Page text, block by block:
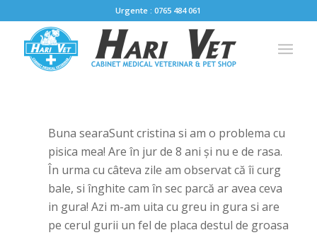
Urgente : 0765 484 061
Buna searaSunt cristina si am o problema cu
pisica mea! Are în jur de 8 ani și nu e de rasa.
În urma cu câteva zile am observat că îi curg
bale, si înghite cam în sec parcă ar avea ceva
in gura! Azi m-am uita cu greu in gura si are
pe cerul gurii un fel de placa destul de groasa